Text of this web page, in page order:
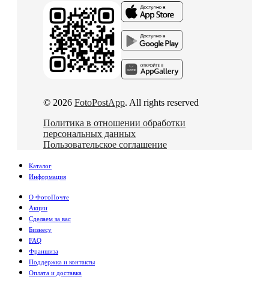
© 2026 FotoPostApp. All rights reserved
Политика в отношении обработки
персональных данных
Пользовательское соглашение
Каталог
Информация
О ФотоПочте
Акции
Сделаем за вас
Бизнесу
FAQ
Франшиза
Поддержка и контакты
Оплата и доставка